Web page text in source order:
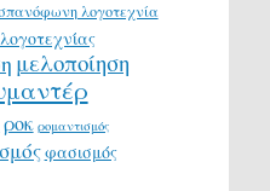
λογοτεχνία
μελοποίηση
ροκ ρομαντισμός
φασισμός